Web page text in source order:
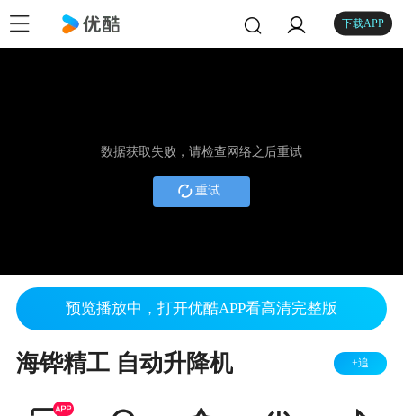
下载APP
数据获取失败，请检查网络之后重试
重试
预览播放中，打开优酷APP看高清完整版
海铧精工 自动升降机 +追